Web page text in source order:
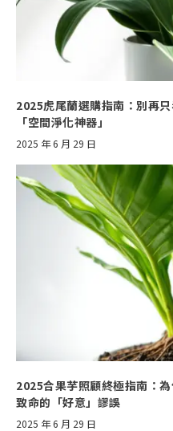
2025虎尾蘭選購指南：別再
「空間淨化神器」
2025 年 6 月 29 日
2025合果芋照顧終極指南：
致命的「好意」謬誤
2025 年 6 月 29 日